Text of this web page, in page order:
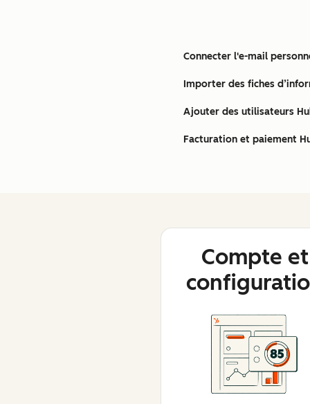
Connecter l'e-mail
Importer des fiches
Ajouter des utilisateurs
Facturation et paiement
Compte et